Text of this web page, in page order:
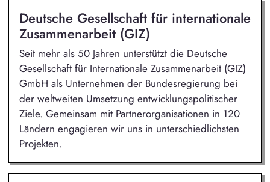
Deutsche Gesellschaft für internationale
Zusammenarbeit (GIZ)
Seit mehr als 50 Jahren unterstützt die Deutsche
Gesellschaft für Internationale Zusammenarbeit (GIZ)
GmbH als Unternehmen der Bundesregierung bei
der weltweiten Umsetzung entwicklungspolitischer
Ziele. Gemeinsam mit Partnerorganisationen in 120
Ländern engagieren wir uns in unterschiedlichsten
Projekten.